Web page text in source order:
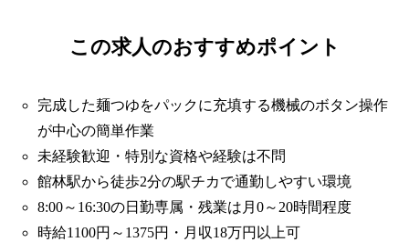
この求人のおすすめポイント
完成した麺つゆをパックに充填する機械のボタン操作
が中心の簡単作業
未経験歓迎・特別な資格や経験は不問
館林駅から徒歩2分の駅チカで通勤しやすい環境
8:00～16:30の日勤専属・残業は月0～20時間程度
時給1100円～1375円・月収18万円以上可